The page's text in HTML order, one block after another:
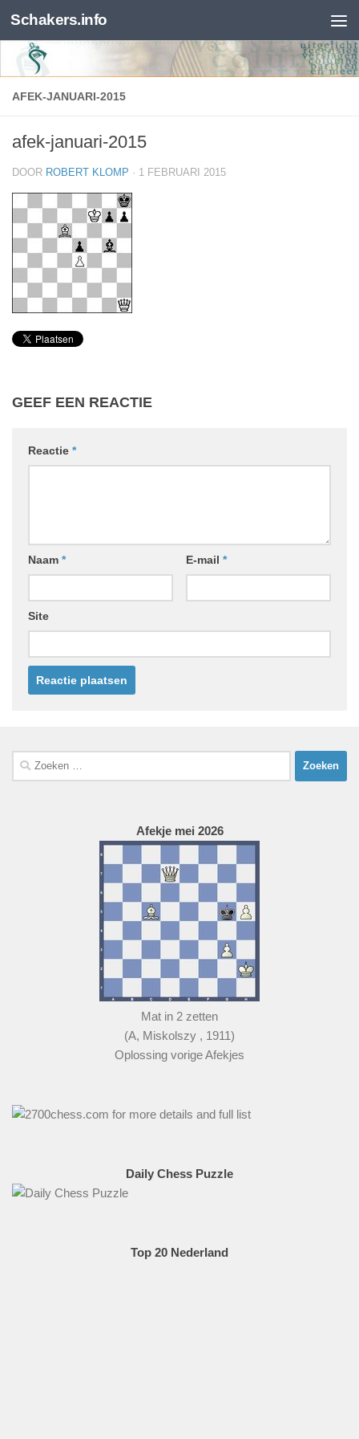
Skip to content
Schakers.info
AFEK-JANUARI-2015
afek-januari-2015
DOOR ROBERT KLOMP · 1 FEBRUARI 2015
GEEF EEN REACTIE
Reactie *
Naam * E-mail *
Site
Zoeken
naar:
Afekje mei 2026
Mat in 2 zetten
(A, Miskolszy , 1911)
Oplossing vorige Afekjes
Daily Chess Puzzle
Top 20 Nederland